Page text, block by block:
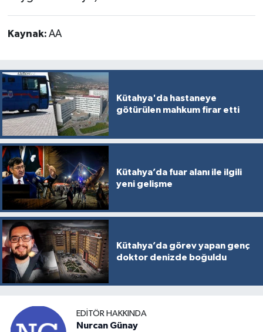
Kaynak: AA
Kütahya'da hastaneye
götürülen mahkum firar etti
Kütahya’da fuar alanı ile ilgili
yeni gelişme
Kütahya’da görev yapan genç
doktor denizde boğuldu
EDITÖR HAKKINDA
Nurcan Günay